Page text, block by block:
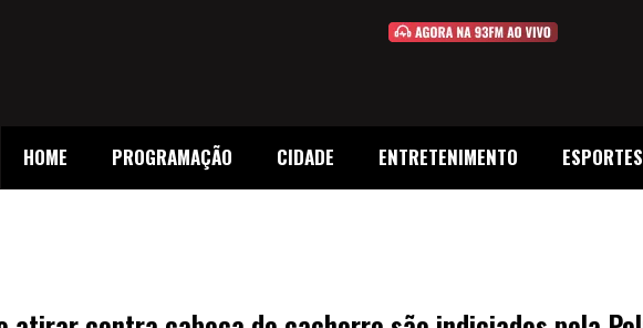
HOME PROGRAMAÇÃO CIDADE ENTRETENIMENTO ESPORTES